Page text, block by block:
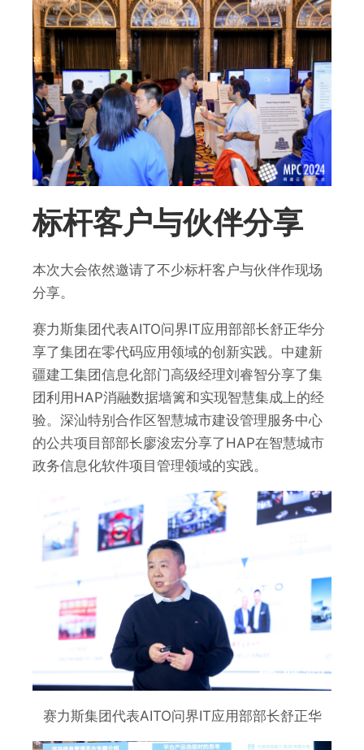
标杆客户与伙伴分享
本次大会依然邀请了不少标杆客户与伙伴作现场
分享。
赛力斯集团代表AITO问界IT应用部部长舒正华分
享了集团在零代码应用领域的创新实践。中建新
疆建工集团信息化部门高级经理刘睿智分享了集
团利用HAP消融数据墙篱和实现智慧集成上的经
验。深汕特别合作区智慧城市建设管理服务中心
的公共项目部部长廖浚宏分享了HAP在智慧城市
政务信息化软件项目管理领域的实践。
赛力斯集团代表AITO问界IT应用部部长舒正华